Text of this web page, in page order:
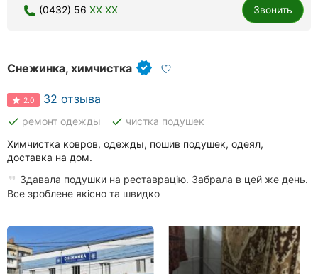
(0432) 56 XX XX Звонить
Снежинка, химчистка
2.0 32 отзыва
done ремонт одежды done чистка подушек
Химчистка ковров, одежды, пошив подушек, одеял,
доставка на дом.
Здавала подушки на реставрацію. Забрала в цей же день.
Все зроблене якісно та швидко